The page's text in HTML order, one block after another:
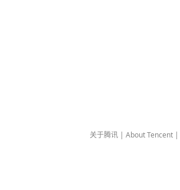
关于腾讯 | About Tencent |